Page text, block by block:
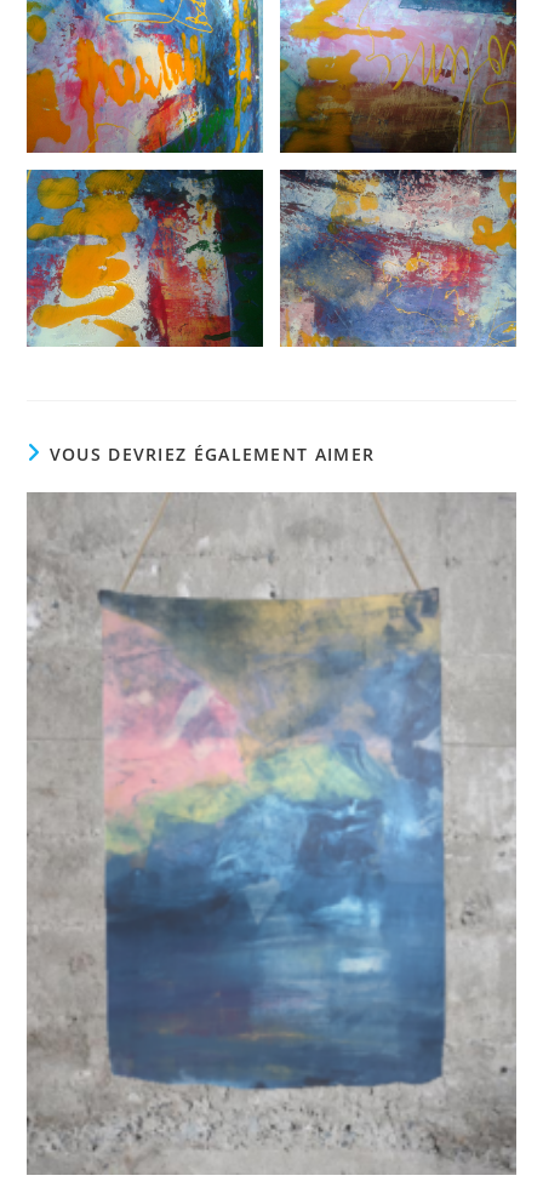
VOUS DEVRIEZ ÉGALEMENT AIMER